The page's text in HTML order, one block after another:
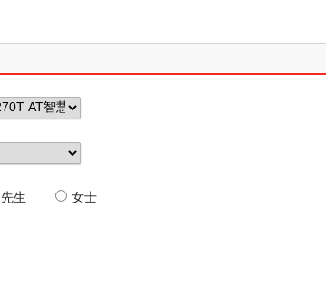
先生 女士